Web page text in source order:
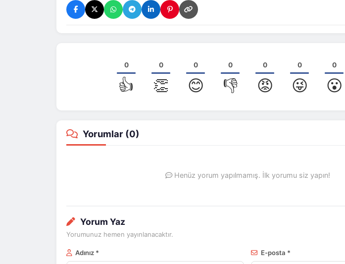
0
👍
0
👏
0
😊
0
👎
0
😡
0
😜
0
😮
Yorumlar (0)
Henüz yorum yapılmamış. İlk yorumu siz yapın!
Yorum Yaz
Yorumunuz hemen yayınlanacaktır.
Adınız * E-posta *